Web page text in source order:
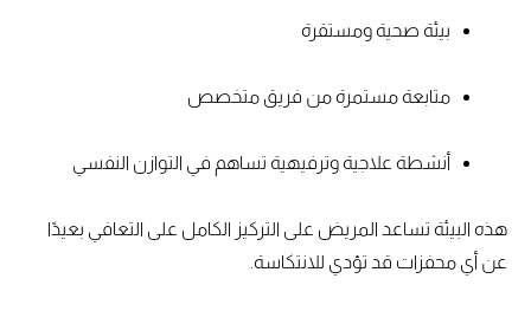
بيئة صحية ومستقرة
متابعة مستمرة من فريق متخصص
أنشطة علاجية وترفيهية تساهم في التوازن النفسي
هذه البيئة تساعد المريض على التركيز الكامل على التعافي بعيدًا
عن أي محفزات قد تؤدي للانتكاسة.